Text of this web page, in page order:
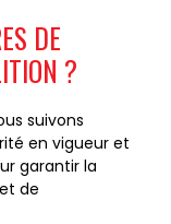
DE
?
suivons
en vigueur et
garantir la
de